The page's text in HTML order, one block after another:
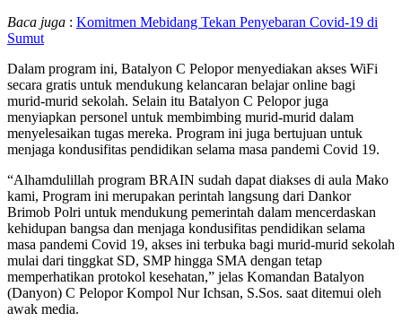
Baca juga : Komitmen Mebidang Tekan Penyebaran Covid-19 di
Sumut
Dalam program ini, Batalyon C Pelopor menyediakan akses WiFi
secara gratis untuk mendukung kelancaran belajar online bagi
murid-murid sekolah. Selain itu Batalyon C Pelopor juga
menyiapkan personel untuk membimbing murid-murid dalam
menyelesaikan tugas mereka. Program ini juga bertujuan untuk
menjaga kondusifitas pendidikan selama masa pandemi Covid 19.
“Alhamdulillah program BRAIN sudah dapat diakses di aula Mako
kami, Program ini merupakan perintah langsung dari Dankor
Brimob Polri untuk mendukung pemerintah dalam mencerdaskan
kehidupan bangsa dan menjaga kondusifitas pendidikan selama
masa pandemi Covid 19, akses ini terbuka bagi murid-murid sekolah
mulai dari tinggkat SD, SMP hingga SMA dengan tetap
memperhatikan protokol kesehatan,” jelas Komandan Batalyon
(Danyon) C Pelopor Kompol Nur Ichsan, S.Sos. saat ditemui oleh
awak media.